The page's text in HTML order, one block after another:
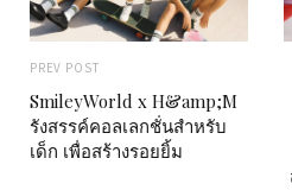
PREV POST
SmileyWorld x H&amp;M
รังสรรค์คอลเลกชั่นสำหรับ
เด็ก เพื่อสร้างรอยยิ้ม